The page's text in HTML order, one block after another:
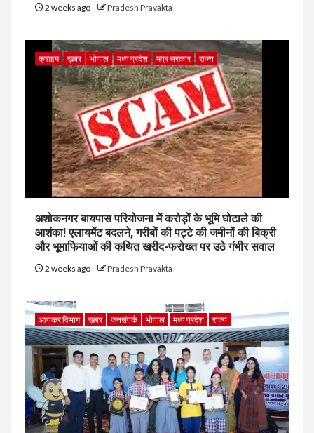
2 weeks ago Pradesh Pravakta
क्राइम ख़बर भोपाल मध्य प्रदेश मप्र सरकार राज्य
अशोकनगर बायपास परियोजना में करोड़ों के भूमि घोटाले की
आशंका! एलायमेंट बदलने, गरीबों की पट्टे की जमीनों की बिक्री
और भूमाफियाओं की कथित खरीद-फरोख्त पर उठे गंभीर सवाल
2 weeks ago Pradesh Pravakta
आयकर विभाग ख़बर जनसंपर्क भोपाल मध्य प्रदेश राज्य